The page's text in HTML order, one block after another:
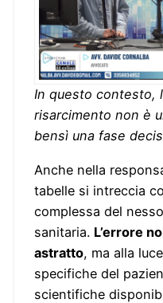
In questo contesto,
risarcimento non è
bensì una fase
Anche nella
tabelle si intreccia
complessa del
sanitaria. L’errore
astratto, ma alla
specifiche del
scientifiche